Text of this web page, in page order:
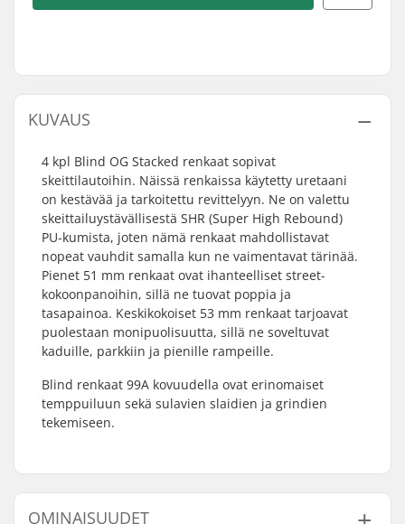
KUVAUS
4 kpl Blind OG Stacked renkaat sopivat
skeittilautoihin. Näissä renkaissa käytetty uretaani
on kestävää ja tarkoitettu revittelyyn. Ne on valettu
skeittailuystävällisestä SHR (Super High Rebound)
PU-kumista, joten nämä renkaat mahdollistavat
nopeat vauhdit samalla kun ne vaimentavat tärinää.
Pienet 51 mm renkaat ovat ihanteelliset street-
kokoonpanoihin, sillä ne tuovat poppia ja
tasapainoa. Keskikokoiset 53 mm renkaat tarjoavat
puolestaan monipuolisuutta, sillä ne soveltuvat
kaduille, parkkiin ja pienille rampeille.
Blind renkaat 99A kovuudella ovat erinomaiset
temppuiluun sekä sulavien slaidien ja grindien
tekemiseen.
OMINAISUUDET